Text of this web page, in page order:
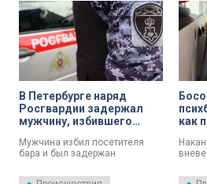
В Петербурге наряд
Росгвардии задержал
мужчину, избившего
Мужчина избил посетителя
бара и был задержан
как